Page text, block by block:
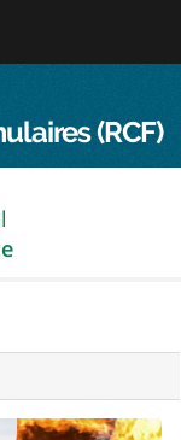
(RCF)